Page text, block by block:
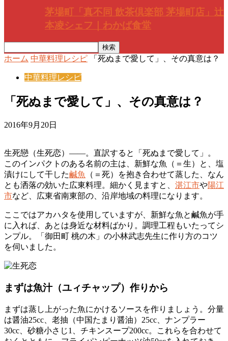
茅場町「真不同 飲茶倶楽部 茅場町店」辻
本凌シェフ｜わかば食堂
ホーム 中華料理レシピ 「死ぬまで愛して」、その真意は？
中華料理レシピ
「死ぬまで愛して」、その真意は？
2016年9月20日
生死戀（生死恋）――。直訳すると「死ぬまで愛して」。
このインパクトのある名前の主は、新鮮な魚（＝生）と、塩
漬けにして干した鹹魚
（＝死）を抱き合わせて蒸した、なん
とも洒落の効いた広東料理。細かく見ますと、 湛江市や陽江
市など、広東省南東部の、沿岸地域の料理になります。
ここではアカハタを使用していますが、新鮮な魚と鹹魚が手
に入れば、あとは身近な材料ばかり。調理工程もいたってシ
ンプル。「御田町 桃の木」の小林武志先生に作り方のコツ
を伺いました。
まずは魚汁（ユィチャップ）作りから
まずは蒸し上がった魚にかけるソースを作りましょう。分量
は醤油25cc、老抽（中国たまり醤油）25cc、ナンプラー
30cc、砂糖小さじ1、チキンスープ200cc。これらを合わせて